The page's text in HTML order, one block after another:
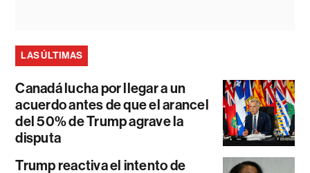
LAS ÚLTIMAS
Canadá lucha por llegar a un
acuerdo antes de que el arancel
del 50% de Trump agrave la
disputa
Trump reactiva el intento de